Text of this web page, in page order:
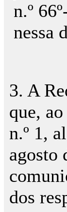
n.º
nessa
3. A
que,
n.º 1,
agosto
dos